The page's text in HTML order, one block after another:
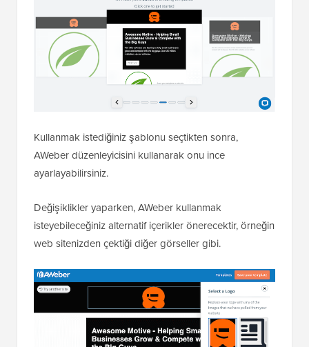
Kullanmak istediğiniz şablonu seçtikten sonra,
AWeber düzenleyicisini kullanarak onu ince
ayarlayabilirsiniz.
Değişiklikler yaparken, AWeber kullanmak
isteyebileceğiniz alternatif içerikler önerecektir, örneğin
web sitenizden çektiği diğer görseller gibi.